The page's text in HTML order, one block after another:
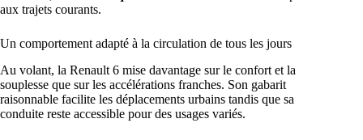
aux trajets courants.
Un comportement adapté à la circulation de tous les jours
Au volant, la Renault 6 mise davantage sur le confort et la
souplesse que sur les accélérations franches. Son gabarit
raisonnable facilite les déplacements urbains tandis que sa
conduite reste accessible pour des usages variés.